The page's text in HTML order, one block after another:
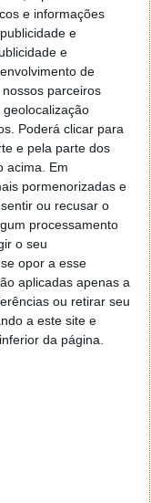
e informações
e
e
de
parceiros
Poderá clicar para
e pela parte dos
acima. Em
pormenorizadas e
ou recusar o
processamento
o seu
opor a esse
aplicadas apenas a
ou retirar seu
a este site e
da página.
ficheiros
tamanho de
o que querem
para cada um
que este
a opção